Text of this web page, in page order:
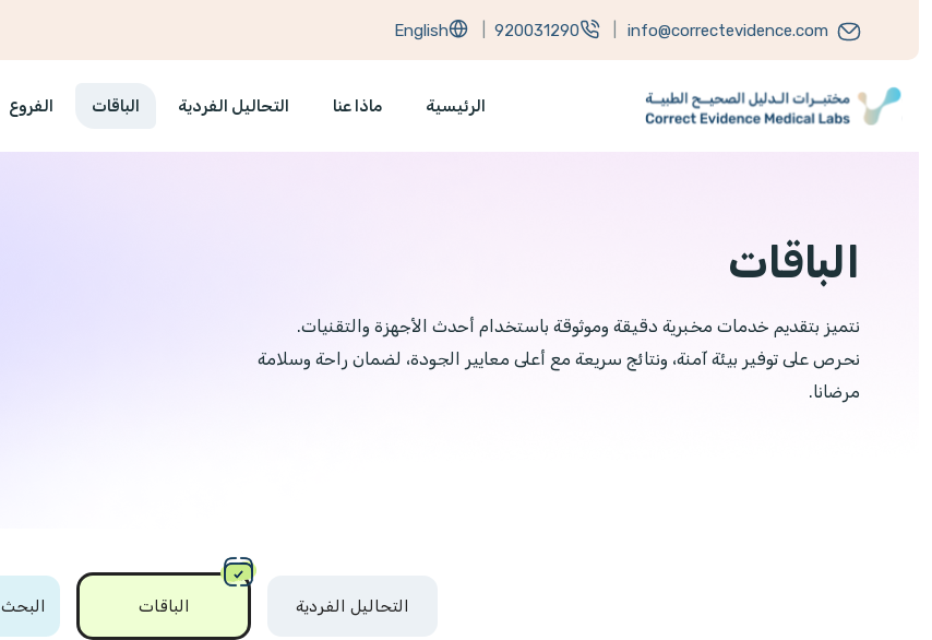
info@correctevidence.com
920031290
English
الرئيسية ماذا عنا التحاليل الفردية الباقات الفروع
الباقات
نتميز بتقديم خدمات مخبرية دقيقة وموثوقة باستخدام أحدث الأجهزة والتقنيات.
نحرص على توفير بيئة آمنة، ونتائج سريعة مع أعلى معايير الجودة، لضمان راحة وسلامة
مرضانا.
التحاليل الفردية الباقات البحث